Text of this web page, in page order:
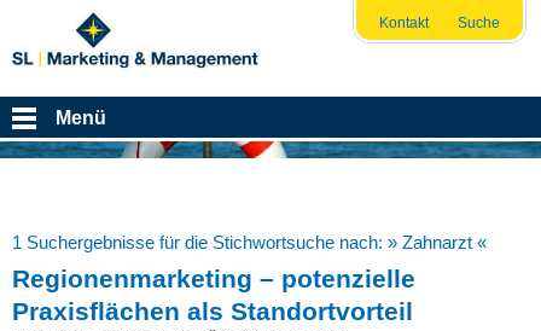
Kontakt Suche
Menü
1 Suchergebnisse für die Stichwortsuche nach: » Zahnarzt «
Regionenmarketing – potenzielle
Praxisflächen als Standortvorteil